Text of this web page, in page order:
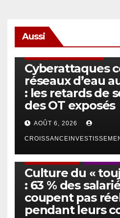
Aussi
Cyberattaques
réseaux d’eau
: les retards de
des OT exposés
AOÛT 6, 2026
Culture du «
: 63 % des
coupent pas
pendant leurs